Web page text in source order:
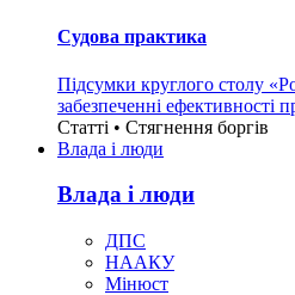
Судова практика
Підсумки круглого столу
забезпеченні ефективності
Статті • Стягнення боргiв
Влада i люди
Влада i люди
ДПС
НААКУ
Мінюст